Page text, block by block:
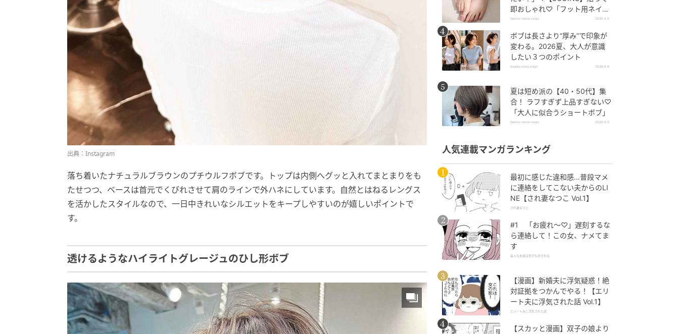
出典：Instagram
落ち着いたナチュラルブラウンのプチウルフボブです。トップは内側へグッと入れてまとまりをも
たせつつ、ベースは首元でくびれさせて肩のラインで外ハネにしています。自然とはねるレングス
を活かしたスタイルなので、一日中きれいなシルエットをキープしやすいのが嬉しいポイントで
す。
透けるようなハイライトグレージュのひし形ボブ
即おしゃれ♡「フット用ネイル
チップ」
fashion trend news 2026.8.8
ボブは長さより“厚み”で印象が
変わる。2026夏、大人が意識
したい３つのポイント
beauty news tokyo 2026.8.8
夏は短め派の【40・50代】集
合！ ラフすぎず上品すぎない♡
「大人に似合うショートボブ」
fashion trend news 2026.8.8
人気連載マンガランキング
最初に感じた違和感…普段マメ
に連絡をしてこない夫からのLI
NE【され妻なつこ Vol.1】
され妻なつこ
#1 「お疲れ〜♡」遅刻するな
ら連絡して！この女、ナメてま
す
美人な友達は何でも許される
【漫画】新婚夫に浮気疑惑！絶
対証拠をつかんでやる！【エリ
ート夫に浮気された話 Vol.1】
エリート夫に浮気された話
【スカッと漫画】双子の娘より